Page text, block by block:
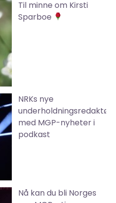
Til minne om Kirsti
Sparboe
NRKs nye
underholdningsredaktør
med MGP-nyheter i
podkast
Nå kan du bli Norges